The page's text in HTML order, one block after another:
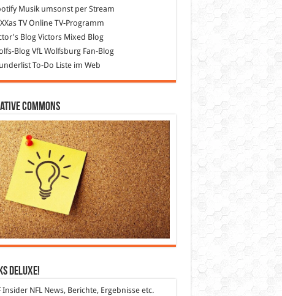
Musik umsonst per Stream
TVOnline TV-Programm
BlogVictors Mixed Blog
BlogVfL Wolfsburg Fan-Blog
To-Do Liste im Web
Commons
DeLuXe!
InsiderNFL News, Berichte, Ergebnisse etc.